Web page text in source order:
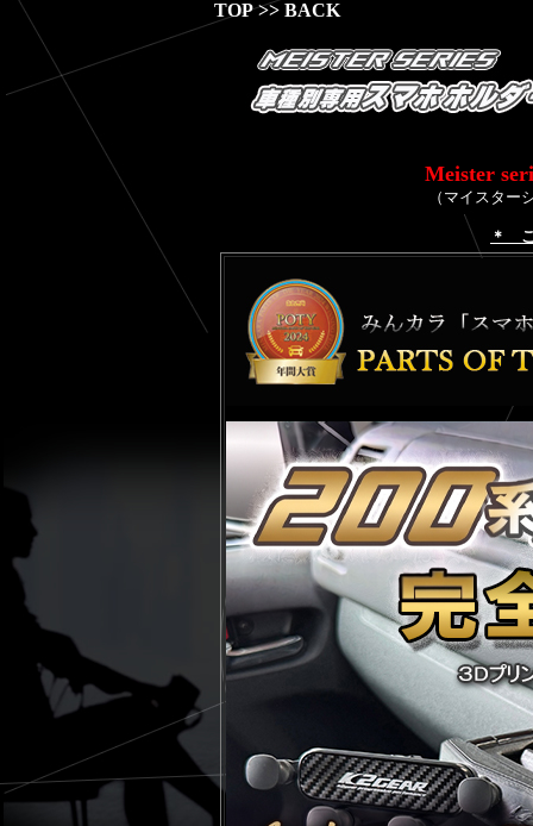
TOP >> BACK
Meister
（マイスター
＊